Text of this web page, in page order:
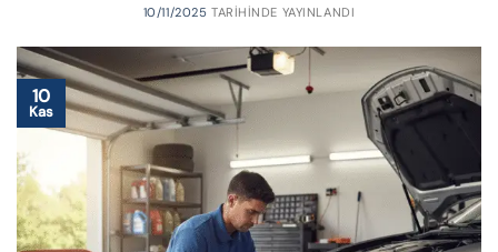
10/11/2025 TARIHINDE YAYINLANDI
10
Kas